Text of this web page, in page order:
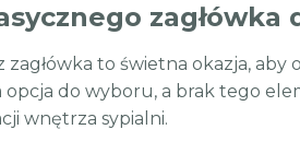
zagłówka
to świetna okazja,
opcja do wyboru, a brak tego
wnętrza sypialni.